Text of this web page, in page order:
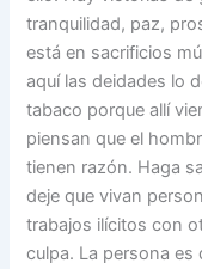
tranquilidad, paz,
está en sacrificios
aquí las deidades lo
tabaco porque allí
piensan que el
tienen razón. Haga
deje que vivan
trabajos ilícitos con
culpa. La persona